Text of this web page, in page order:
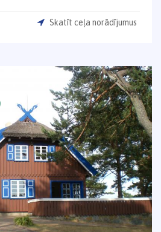
Skatīt ceļa norādījumus